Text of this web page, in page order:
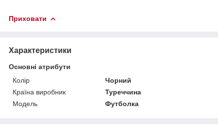
Приховати
Характеристики
Основні атрибути
Колір
Чорний
Країна виробник
Туреччина
Модель
Футболка